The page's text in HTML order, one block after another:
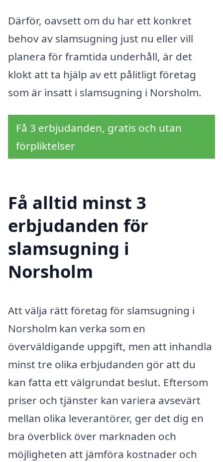
Därför, oavsett om du har ett konkret
behov av slamsugning just nu eller vill
planera för framtida underhåll, är det
klokt att ta hjälp av ett pålitligt företag
som är insatt i slamsugning i Norsholm.
Få 3 erbjudanden, gratis och utan
förpliktelser
Få alltid minst 3
erbjudanden för
slamsugning i
Norsholm
Att välja rätt företag för slamsugning i
Norsholm kan verka som en
överväldigande uppgift, men att inhandla
minst tre olika erbjudanden gör att du
kan fatta ett välgrundat beslut. Eftersom
priser och tjänster kan variera avsevärt
mellan olika leverantörer, ger det dig en
bra överblick över marknaden och
möjligheten att jämföra kostnader och